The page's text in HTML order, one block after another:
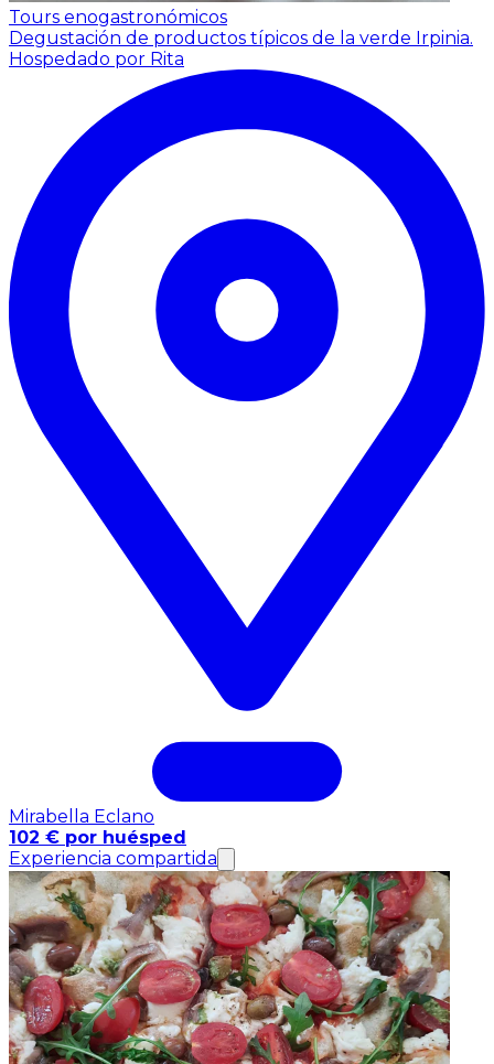
Tours enogastronómicos
Degustación de productos típicos de la verde Irpinia.
Hospedado por Rita
Mirabella Eclano
102 € por huésped
Experiencia compartida